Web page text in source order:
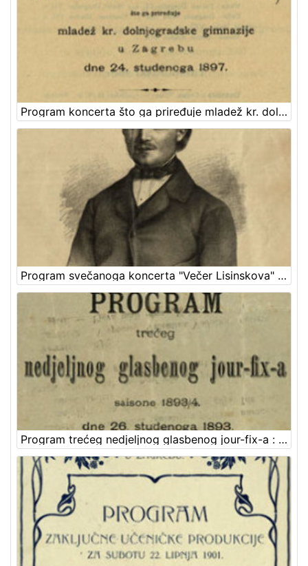
Program koncerta što ga priređuje mladež kr. dolnjogradske gimnazije u Zagrebu dne 24. studenoga 1897.
Program svečanoga koncerta "Večer Lisinskova" : dne 15. prosinca 1893. / Hrvatsko pjevačko družtvo "Kolo" u Zagrebu ; sborovi i koncertom ravna družtveni artistički ravnatelj Nikola Faller, orkestrom c. i kr. pukovnije nadvojvode Leopolda br. 53. kapelnik Josip Dvor[ž]ak
Program trećeg nedjeljnog glasbenog jour-fix-a : saisone 1893/4 : dne 26. studenoga 1893. / Hrv. pjevačko družtvo "Kolo" u Zagrebu